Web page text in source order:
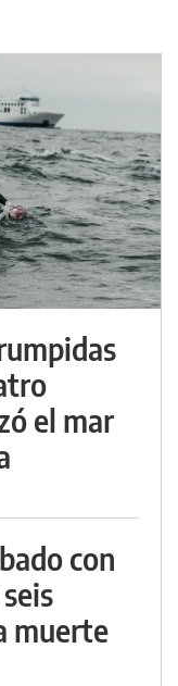
el mar
con
muerte